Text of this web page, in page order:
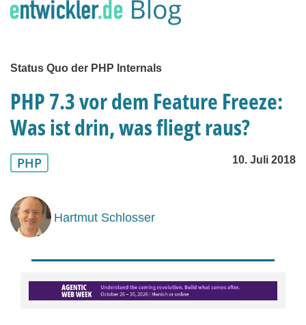
Status Quo der PHP Internals
PHP 7.3 vor dem Feature Freeze:
Was ist drin, was fliegt raus?
PHP 10. Juli 2018
Hartmut Schlosser